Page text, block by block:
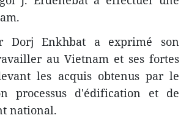
Dorj Enkhbat a exprimé son
au Vietnam et ses fortes
les acquis obtenus par le
processus d'édification et de
national.